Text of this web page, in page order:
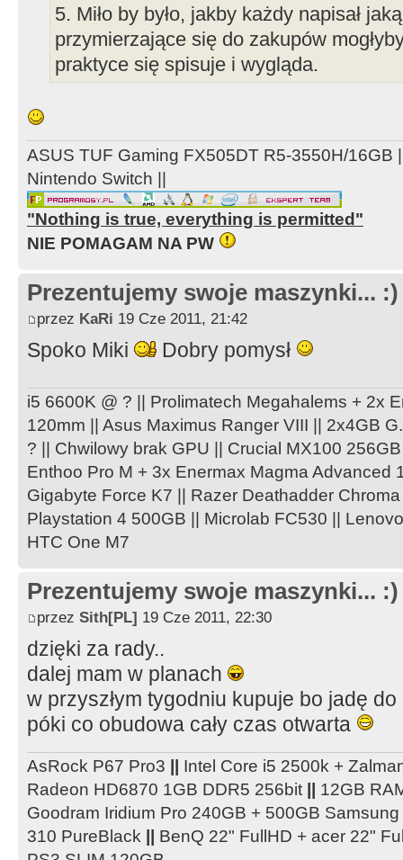
5. Miło by było, jakby każdy napisał
przymierzające się do zakupów
praktyce się spisuje i wygląda.
ASUS TUF Gaming FX505DT R5-3550H/16GB
Nintendo Switch ||
"Nothing is true, everything is permitted"
NIE POMAGAM NA PW
Prezentujemy swoje maszynki... :)
przez KaRi 19 Cze 2011, 21:42
Spoko Miki Dobry pomysł
i5 6600K @ ? || Prolimatech Megahalems + 2x
120mm || Asus Maximus Ranger VIII || 2x4GB
? || Chwilowy brak GPU || Crucial MX100
Enthoo Pro M + 3x Enermax Magma Advanced
Gigabyte Force K7 || Razer Deathadder
Playstation 4 500GB || Microlab FC530 ||
HTC One M7
Prezentujemy swoje maszynki... :)
przez Sith[PL] 19 Cze 2011, 22:30
dzięki za rady..
dalej mam w planach
w przyszłym tygodniu kupuje bo jadę
póki co obudowa cały czas otwarta
AsRock P67 Pro3
Intel Core i5 2500k +
Radeon HD6870 1GB DDR5 256bit
12GB
Goodram Iridium Pro 240GB + 500GB Samsung
310 PureBlack
BenQ 22" FullHD + acer 22"